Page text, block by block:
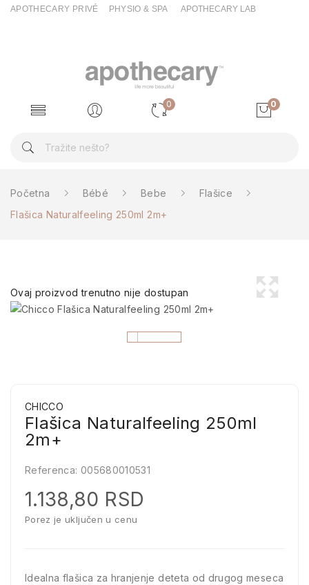
APOTHECARY PRIVÉ PHYSIO & SPA APOTHECARY LAB
0 0
Početna Bébé Bebe
Flašice
Flašica Naturalfeeling 250ml 2m+
Ovaj proizvod trenutno nije dostupan
CHICCO
Flašica Naturalfeeling 250ml
2m+
Referenca: 005680010531
1.138,80 RSD
Porez je uključen u cenu
Idealna flašica za hranjenje deteta od drugog meseca